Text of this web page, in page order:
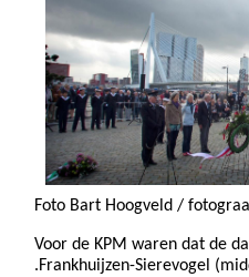
Foto Bart Hoogveld /
Voor de KPM waren dat de
.Frankhuijzen-Sierevogel